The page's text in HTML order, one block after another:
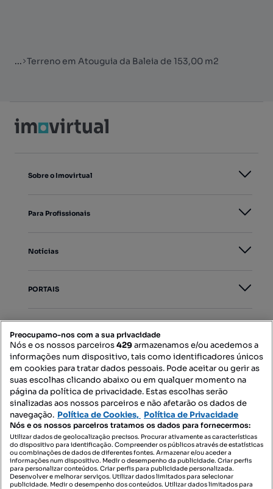
... Terreno em Atouguia da Baleia de 153,00 m2
Sobre o Imovirtual
Para Profissionais
Notícias
PORTAIS
Contacte-nos
SIGA-NOS:
DESCARREGAR NA:
Preocupamo-nos com a sua privacidade
Nós e os nossos parceiros429armazenamos e/ou acedemos a
informações num dispositivo, tais como identificadores únicos
em cookies para tratar dados pessoais. Pode aceitar ou gerir as
suas escolhas clicando abaixo ou em qualquer momento na
página da política de privacidade. Estas escolhas serão
sinalizadas aos nossos parceiros e não afetarão os dados de
navegação. Política de Cookies, Política de Privacidade
Nós e os nossos parceiros tratamos os dados para fornecermos:
Utilizar dados de geolocalização precisos. Procurar ativamente as características
do dispositivo para identificação. Compreender os públicos através de estatísticas
ou combinações de dados de diferentes fontes. Armazenar e/ou aceder a
informações num dispositivo. Medir o desempenho da publicidade. Criar perfis
para personalizar conteúdos. Criar perfis para publicidade personalizada.
Desenvolver e melhorar serviços. Utilizar dados limitados para selecionar
publicidade. Medir o desempenho dos conteúdos. Utilizar dados limitados para